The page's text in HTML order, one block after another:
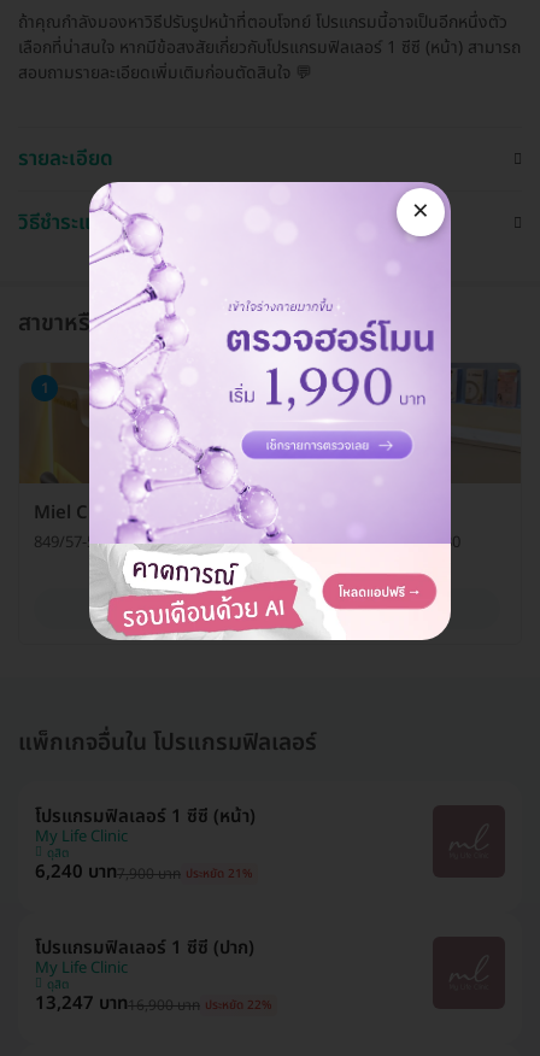
ถ้าคุณกำลังมองหาวิธีปรับรูปหน้าที่ตอบโจทย์ โปรแกรมนี้อาจเป็นอีกหนึ่งตัว
เลือกที่น่าสนใจ หากมีข้อสงสัยเกี่ยวกับโปรแกรมฟิลเลอร์ 1 ซีซี (หน้า) สามารถ
สอบถามรายละเอียดเพิ่มเติมก่อนตัดสินใจ 💬
รายละเอียด
วิธีชำระและใช้งาน
สาขาหรือแผนกที่ให้บริการ
1
Miel Clinic (มิเอลคลินิกเวชกรรม)
849/57-58 ซ. จุฬา 6 แขวงวังใหม่ เขตปทุมวัน กรุงเทพมหานคร 10330
ดูรายละเอียด
แพ็กเกจอื่นใน โปรแกรมฟิลเลอร์
โปรแกรมฟิลเลอร์ 1 ซีซี (หน้า)
My Life Clinic
ดุสิต
6,240 บาท7,900 บาท ประหยัด 21%
โปรแกรมฟิลเลอร์ 1 ซีซี (ปาก)
My Life Clinic
ดุสิต
13,247 บาท16,900 บาท ประหยัด 22%
×